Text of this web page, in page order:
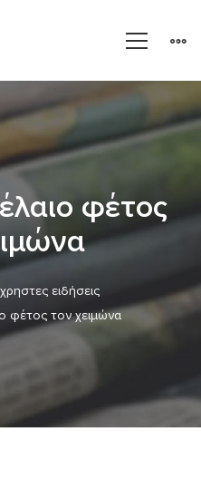
φέτος
ειδήσεις
φέτος τον χειμώνα